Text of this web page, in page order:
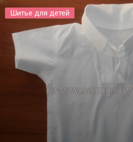
Шитье для детей